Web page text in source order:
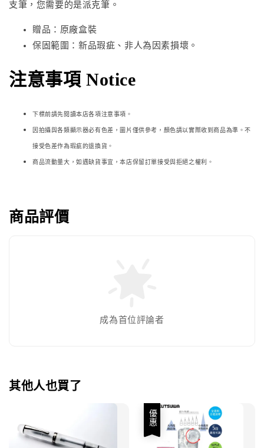
支筆，您需要的是派克筆。
贈品：原廠盒裝
保固範圍：新品瑕疵、非人為因素損壞。
注意事項 Notice
下標前請先閱讀本店各項注意事項。
因拍攝與各類顯示器必有色差，圖片僅供參考，顏色請以實際收到商品為準。不
接受色差作為瑕疵的退換貨。
商品流動量大，如遇缺貨事宜，本店保留訂單接受與拒絕之權利。
商品評價
成為首位評論者
其他人也買了
優惠